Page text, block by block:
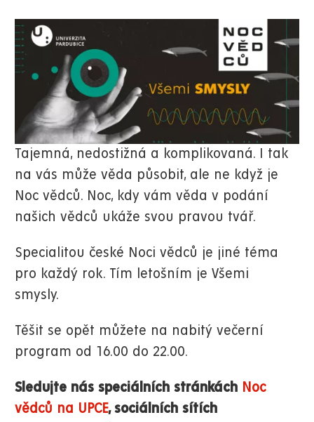
Tajemná, nedostižná a komplikovaná. I tak
na vás může věda působit, ale ne když je
Noc vědců. Noc, kdy vám věda v podání
našich vědců ukáže svou pravou tvář.
Specialitou české Noci vědců je jiné téma
pro každý rok. Tím letošním je Všemi
smysly.
Těšit se opět můžete na nabitý večerní
program od 16.00 do 22.00.
Sledujte nás speciálních stránkách Noc
vědců na UPCE, sociálních sítích